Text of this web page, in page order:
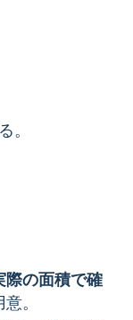
。
際の面積で確
。